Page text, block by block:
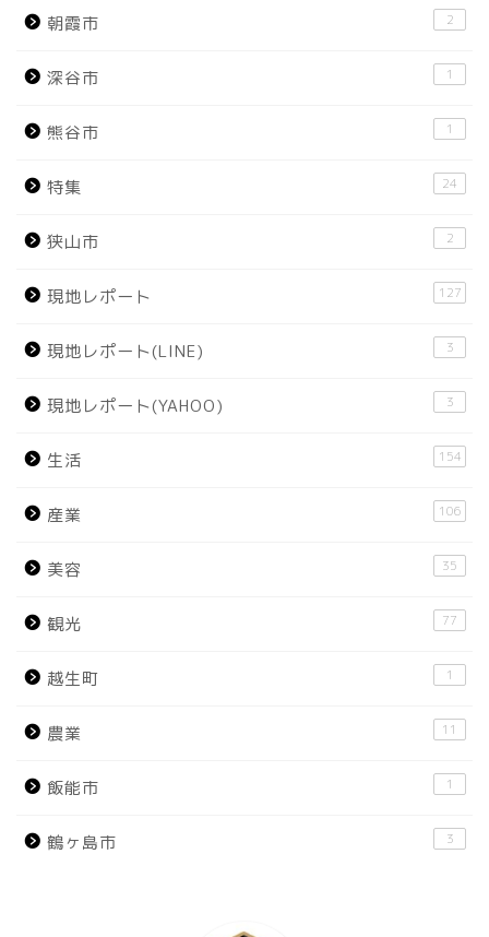
朝霞市 2
深谷市 1
熊谷市 1
特集 24
狭山市 2
現地レポート 127
現地レポート(LINE) 3
現地レポート(YAHOO) 3
生活 154
産業 106
美容 35
観光 77
越生町 1
農業 11
飯能市 1
鶴ヶ島市 3